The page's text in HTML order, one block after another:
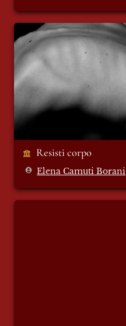
Resisti corpo
Resisti corpo
Elena Camuti Borani